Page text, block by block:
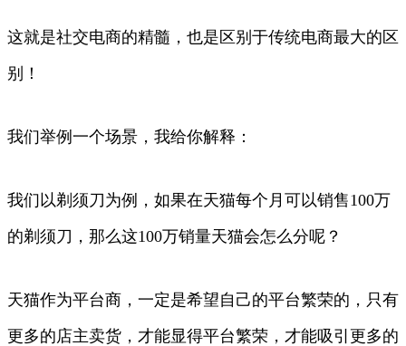
这就是社交电商的精髓，也是区别于传统电商最大的区
别！
我们举例一个场景，我给你解释：
我们以剃须刀为例，如果在天猫每个月可以销售100万
的剃须刀，那么这100万销量天猫会怎么分呢？
天猫作为平台商，一定是希望自己的平台繁荣的，只有
更多的店主卖货，才能显得平台繁荣，才能吸引更多的